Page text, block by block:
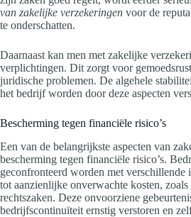
van zakelijke verzekeringen voor de
te onderschatten.
Daarnaast kan men met zakelijke
verplichtingen. Dit zorgt voor
juridische problemen. De algehele
het bedrijf worden door deze aspecten
Bescherming tegen financiële risico’s
Een van de belangrijkste aspecten van
bescherming tegen financiële risico’s.
geconfronteerd worden met verschillende
tot aanzienlijke onverwachte kosten,
rechtszaken. Deze onvoorziene
bedrijfscontinuïteit ernstig verstoren en